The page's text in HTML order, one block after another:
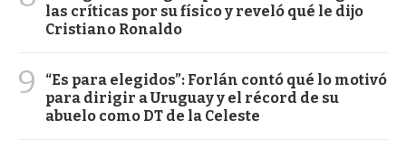
las críticas por su físico y reveló qué le dijo
Cristiano Ronaldo
9
“Es para elegidos”: Forlán contó qué lo motivó
para dirigir a Uruguay y el récord de su
abuelo como DT de la Celeste